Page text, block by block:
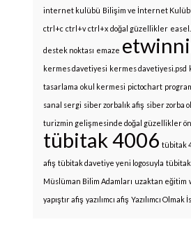
internet kulübü Bilişim ve İnternet
ctrl+c ctrl+v ctrl+x doğal güzellikler
destek noktası emaze
kermes davetiyesi kermes davetiyesi.psd
tasarlama okul kermesi pictochart
sanal sergi siber zorbalık afiş siber zorba
turizmin gelişmesinde doğal güzellikler
tübitak 4006 tübitak
afiş tübitak davetiye yeni logosuyla tübitak
Müslüman Bilim Adamları uzaktan eğitim
yapıştır afiş yazılımcı afiş Yazılımcı Olmak